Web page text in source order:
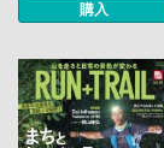
購入